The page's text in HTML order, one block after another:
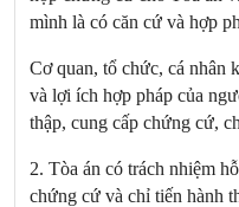
mình là có căn cứ và hợp
Cơ quan, tổ chức, cá nhân
và lợi ích hợp pháp của
thập, cung cấp chứng cứ,
2. Tòa án có trách nhiệm
chứng cứ và chỉ tiến hành